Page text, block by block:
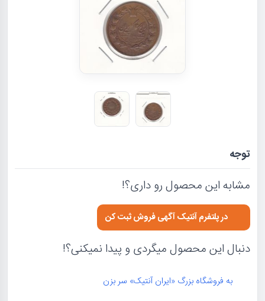
توجه
مشابه این محصول رو داری؟!
در پلتفرم آنتیک آگهی فروش ثبت کن
دنبال این محصول میگردی و پیدا نمیکنی؟!
به فروشگاه بزرگ «ایران آنتیک» سر بزن